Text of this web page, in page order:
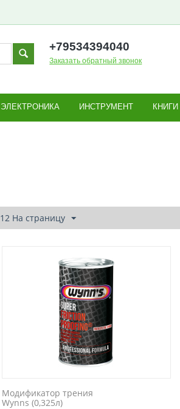
+79534394040
Заказать обратный звонок
ЭЛЕКТРОНИКА ИНСТРУМЕНТ КНИГИ
12 На страницу
Модификатор трения
Wynns (0,325л)